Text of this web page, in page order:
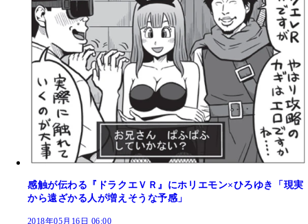
感触が伝わる『ドラクエＶＲ』にホリエモン×ひろゆき「現実
から遠ざかる人が増えそうな予感」
2018年05月16日 06:00